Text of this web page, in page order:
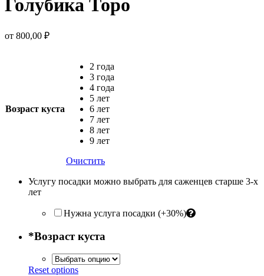
Голубика Торо
от 800,00 ₽
Возраст куста
2 года
3 года
4 года
5 лет
6 лет
7 лет
8 лет
9 лет
Очистить
Услугу посадки можно выбрать для саженцев старше 3-х
лет
Нужна услуга посадки (+30%)
*Возраст куста
Reset options